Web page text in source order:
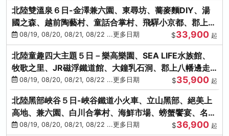
北陸雙溫泉６日-金澤兼六園、東尋坊、蕎麥麵DIY、湯
國之森、越前陶藝村、童話合掌村、飛驒小京都、郡上八
幡08/19, 08/20, 08/21, 08/22 ...更多日期 $33,900 起
北陸童趣四大主題５日－樂高樂園、SEA LIFE水族館、
牧歌之里、JR磁浮鐵道館、大鐘乳石洞、郡上八幡邊走
邊吃08/19, 08/20, 08/21, 08/22 ...更多日期 $35,900 起
北陸黑部峽谷５日-峽谷鐵道小火車、立山黑部、絕美上
高地、兼六園、白川合掌村、海鮮市場、螃蟹饗宴、名湯
雙溫泉
08/19, 08/20, 08/21, 08/22 ...更多日期 $36,900 起